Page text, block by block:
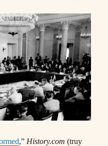
,” History.com (truy